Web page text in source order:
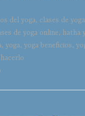
del yoga, clases de
de yoga online, hatha
, yoga, yoga beneficios,